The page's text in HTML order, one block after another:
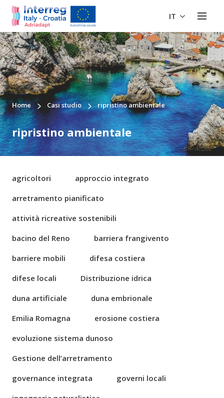
IT
Home Casi studio ripristino ambientale
ripristino ambientale
agricoltori
approccio integrato
arretramento pianificato
attività ricreative sostenibili
bacino del Reno
barriera frangivento
barriere mobili
difesa costiera
difese locali
Distribuzione idrica
duna artificiale
duna embrionale
Emilia Romagna
erosione costiera
evoluzione sistema dunoso
Gestione dell’arretramento
governance integrata
governi locali